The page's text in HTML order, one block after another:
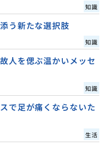
知識
う新たな選択肢
知識
人を偲ぶ温かいメッセ
知識
で足が痛くならないた
生活